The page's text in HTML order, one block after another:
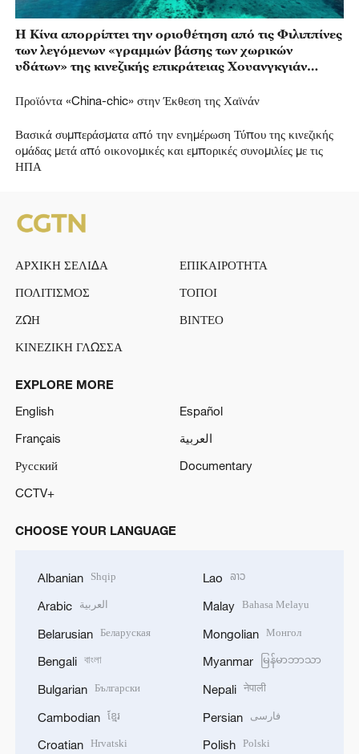
Η Κίνα απορρίπτει την οριοθέτηση από τις Φιλιππίνες
των λεγόμενων «γραμμών βάσης των χωρικών
υδάτων» της κινεζικής επικράτειας Χουανγκγιάν
Προϊόντα «China-chic» στην Έκθεση της Χαϊνάν
Βασικά συμπεράσματα από την ενημέρωση Τύπου της κινεζικής
ομάδας μετά από οικονομικές και εμπορικές συνομιλίες με τις
ΗΠΑ
ΑΡΧΙΚΗ ΣΕΛΙΔΑ
ΕΠΙΚΑΙΡΟΤΗΤΑ
ΠΟΛΙΤΙΣΜΟΣ
ΤΟΠΟΙ
ΖΩΗ
ΒΙΝΤΕΟ
ΚΙΝΕΖΙΚΗ ΓΛΩΣΣΑ
EXPLORE MORE
English
Español
Français
العربية
Русский
Documentary
CCTV+
CHOOSE YOUR LANGUAGE
Albanian Shqip
Arabic العربية
Belarusian Беларуская
Bengali বাংলা
Bulgarian Български
Cambodian ខ្មែរ
Croatian Hrvatski
Lao ລາວ
Malay Bahasa Melayu
Mongolian Монгол
Myanmar မြန်မာဘာသာ
Nepali नेपाली
Persian فارسی
Polish Polski